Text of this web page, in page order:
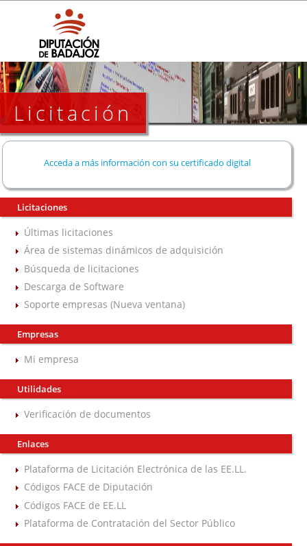
Licitación
Acceda a más información con su certificado digital
Licitaciones
Últimas licitaciones
Área de sistemas dinámicos de adquisición
Búsqueda de licitaciones
Descarga de Software
Soporte empresas (Nueva ventana)
Empresas
Mi empresa
Utilidades
Verificación de documentos
Enlaces
Plataforma de Licitación Electrónica de las EE.LL.
Códigos FACE de Diputación
Códigos FACE de EE.LL
Plataforma de Contratación del Sector Público